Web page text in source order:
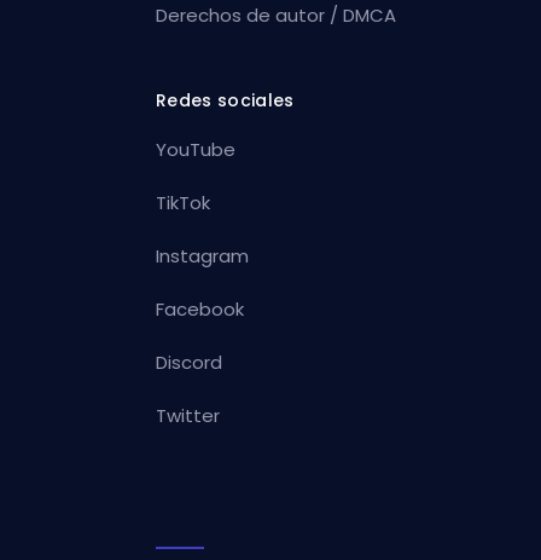
Derechos de autor / DMCA
Redes sociales
YouTube
TikTok
Instagram
Facebook
Discord
Twitter